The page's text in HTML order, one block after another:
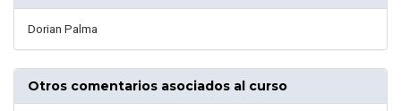
Dorian Palma
Otros comentarios asociados al curso